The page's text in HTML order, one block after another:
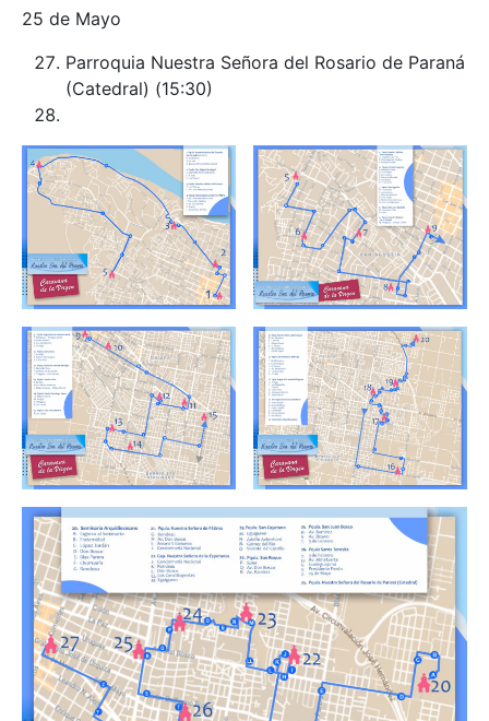
25 de Mayo
Parroquia Nuestra Señora del Rosario de Paraná
(Catedral) (15:30)